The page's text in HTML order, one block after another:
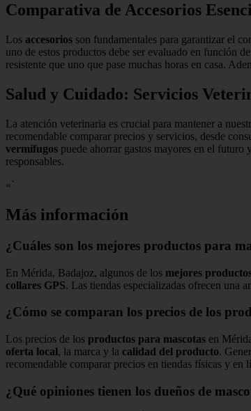
Comparativa de Accesorios
Los accesorios son fundamentales para garantizar el
uno de estos productos debe ser evaluado en función
resistente que uno que pase muchas horas en casa.
Salud y Cuidado: Servicios
La atención veterinaria es crucial para mantener a
recomendable comparar precios y servicios, desde
vermífugos puede ahorrar gastos mayores en el futuro
responsables.
«`
Más información
¿Cuáles son los mejores productos para
En Mérida, Badajoz, algunos de los mejores
collares GPS. Las tiendas especializadas ofrecen una
¿Cómo se comparan los precios de los
Los precios de los productos para mascotas en
oferta local, la marca y la calidad del producto.
recomendable comparar precios en tiendas físicas y en
¿Qué opiniones tienen los dueños de